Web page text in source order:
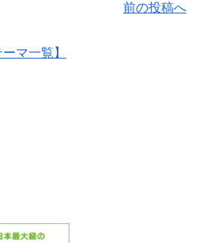
前の投稿へ
ーマ一覧】